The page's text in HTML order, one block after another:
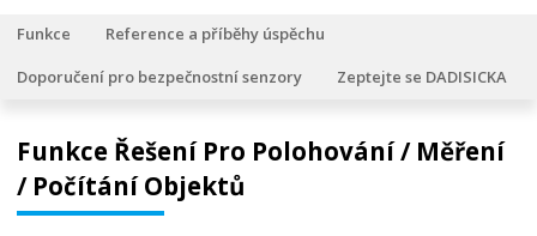
Funkce
Reference a příběhy úspěchu
Doporučení pro bezpečnostní senzory
Zeptejte se DADISICKA
Funkce Řešení Pro Polohování / Měření
/ Počítání Objektů